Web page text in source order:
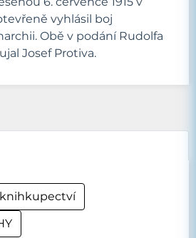
vyhlásil boj
Obě v podání Rudolfa
Josef Protiva.